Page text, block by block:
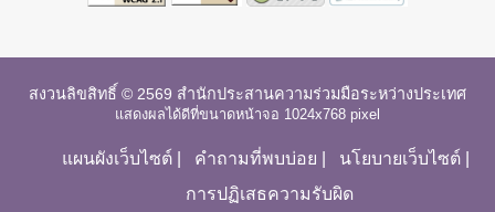
สงวนลิขสิทธิ์ © 2569 สำนักประสานความร่วมมือระหว่างประเทศ
แสดงผลได้ดีที่ขนาดหน้าจอ 1024x768 pixel
แผนผังเว็บไซต์| คำถามที่พบบ่อย นโยบายเว็บไซต์|
การปฏิเสธความรับผิด